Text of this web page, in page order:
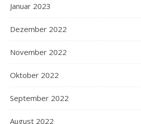
Januar 2023
Dezember 2022
November 2022
Oktober 2022
September 2022
August 2022